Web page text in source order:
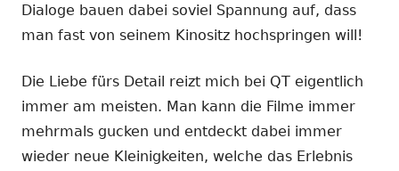
Dialoge bauen dabei soviel Spannung auf, dass
man fast von seinem Kinositz hochspringen will!
Die Liebe fürs Detail reizt mich bei QT eigentlich
immer am meisten. Man kann die Filme immer
mehrmals gucken und entdeckt dabei immer
wieder neue Kleinigkeiten, welche das Erlebnis